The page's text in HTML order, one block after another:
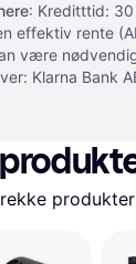
: Kreditttid: 30
effektiv rente
være
Klarna Bank